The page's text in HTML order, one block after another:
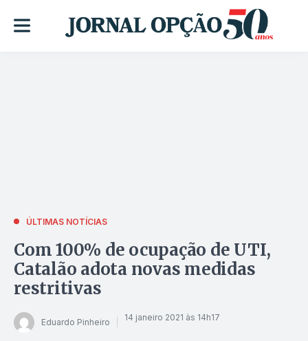
ÚLTIMAS NOTÍCIAS
Com 100% de ocupação de UTI,
Catalão adota novas medidas
restritivas
Eduardo Pinheiro 14 janeiro 2021 às 14h17